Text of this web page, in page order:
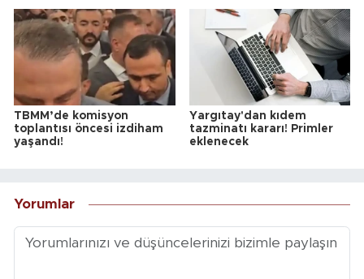
TBMM’de komisyon
toplantısı öncesi izdiham
yaşandı!
Yargıtay'dan kıdem
tazminatı kararı! Primler
eklenecek
Yorumlar